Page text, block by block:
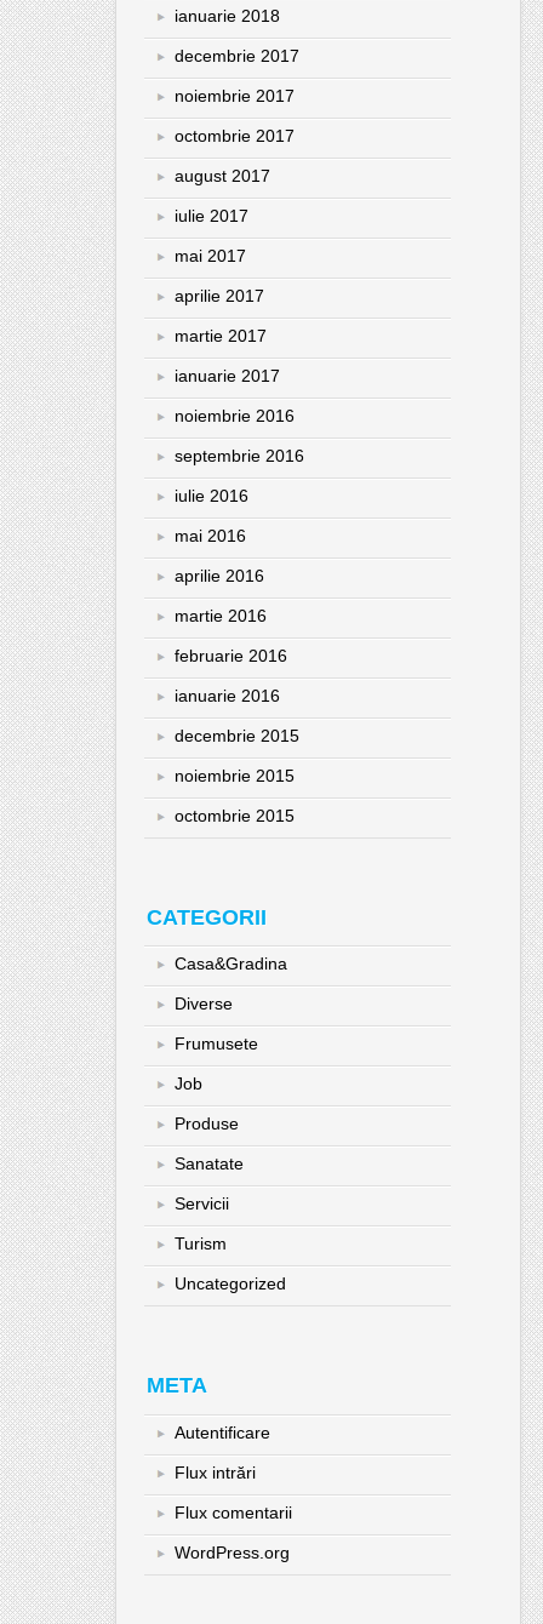
ianuarie 2018
decembrie 2017
noiembrie 2017
octombrie 2017
august 2017
iulie 2017
mai 2017
aprilie 2017
martie 2017
ianuarie 2017
noiembrie 2016
septembrie 2016
iulie 2016
mai 2016
aprilie 2016
martie 2016
februarie 2016
ianuarie 2016
decembrie 2015
noiembrie 2015
octombrie 2015
CATEGORII
Casa&Gradina
Diverse
Frumusete
Job
Produse
Sanatate
Servicii
Turism
Uncategorized
META
Autentificare
Flux intrări
Flux comentarii
WordPress.org